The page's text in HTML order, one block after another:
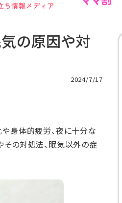
の原因や対
2024/7/17
身体的疲労、夜に十分な
その対処法、眠気以外の症